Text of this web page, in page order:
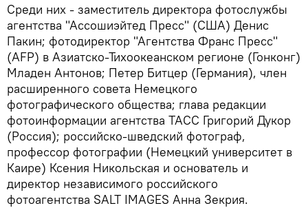
Среди них - заместитель директора фотослужбы
агентства "Ассошиэйтед Пресс" (США) Денис
Пакин; фотодиректор "Агентства Франс Пресс"
(AFP) в Азиатско-Тихоокеанском регионе (Гонконг)
Младен Антонов; Петер Битцер (Германия), член
расширенного совета Немецкого
фотографического общества; глава редакции
фотоинформации агентства ТАСС Григорий Дукор
(Россия); российско-шведский фотограф,
профессор фотографии (Немецкий университет в
Каире) Ксения Никольская и основатель и
директор независимого российского
фотоагентства SALT IMAGES Анна Зекрия.